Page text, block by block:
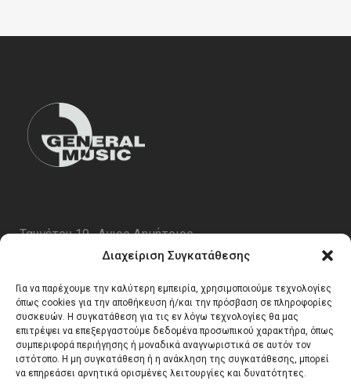
Διαχείριση Συγκατάθεσης
Για να παρέχουμε την καλύτερη εμπειρία, χρησιμοποιούμε τεχνολογίες
όπως cookies για την αποθήκευση ή/και την πρόσβαση σε πληροφορίες
συσκευών. Η συγκατάθεση για τις εν λόγω τεχνολογίες θα μας
επιτρέψει να επεξεργαστούμε δεδομένα προσωπικού χαρακτήρα, όπως
συμπεριφορά περιήγησης ή μοναδικά αναγνωριστικά σε αυτόν τον
ιστότοπο. Η μη συγκατάθεση ή η ανάκληση της συγκατάθεσης, μπορεί
να επηρεάσει αρνητικά ορισμένες λειτουργίες και δυνατότητες.
Ταυγέτου 19 , Αγιος Δημήτριος
email:info@generalmusic.gr
Ωρες Λειτουργίας:
Δευτέρα – Παρασκευή 10:00 – 17:00